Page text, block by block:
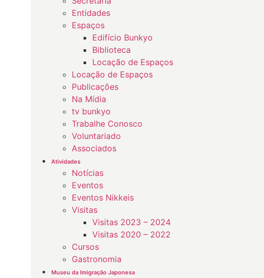
Entidades
Espaços
Edifício Bunkyo
Biblioteca
Locação de Espaços
Locação de Espaços
Publicações
Na Mídia
tv bunkyo
Trabalhe Conosco
Voluntariado
Associados
Atividades
Notícias
Eventos
Eventos Nikkeis
Visitas
Visitas 2023 – 2024
Visitas 2020 – 2022
Cursos
Gastronomia
Museu da Imigração Japonesa